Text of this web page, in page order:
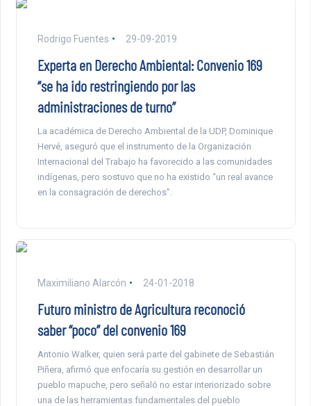
Rodrigo Fuentes 29-09-2019
Experta en Derecho Ambiental: Convenio 169
“se ha ido restringiendo por las
administraciones de turno”
La académica de Derecho Ambiental de la UDP, Dominique
Hervé, aseguró que el instrumento de la Organización
Internacional del Trabajo ha favorecido a las comunidades
indígenas, pero sostuvo que no ha existido “un real avance
en la consagración de derechos”.
Maximiliano Alarcón 24-01-2018
Futuro ministro de Agricultura reconoció
saber “poco” del convenio 169
Antonio Walker, quien será parte del gabinete de Sebastián
Piñera, afirmó que enfocaría su gestión en desarrollar un
pueblo mapuche, pero señaló no estar interiorizado sobre
una de las herramientas fundamentales del pueblo